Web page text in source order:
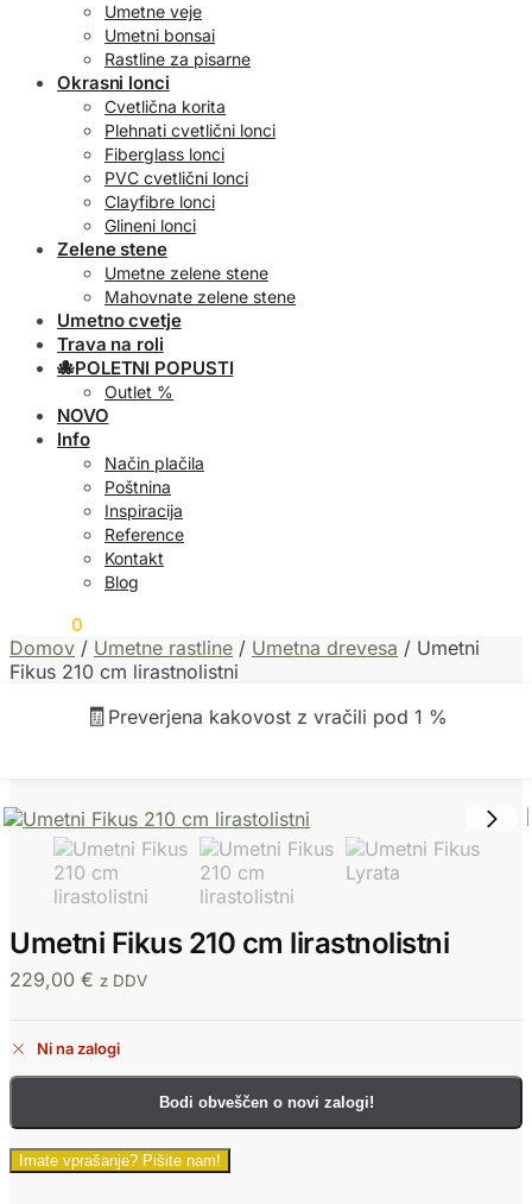
Umetne veje
Umetni bonsai
Rastline za pisarne
Okrasni lonci
Cvetlična korita
Plehnati cvetlični lonci
Fiberglass lonci
PVC cvetlični lonci
Clayfibre lonci
Glineni lonci
Zelene stene
Umetne zelene stene
Mahovnate zelene stene
Umetno cvetje
Trava na roli
🐙POLETNI POPUSTI
Outlet %
NOVO
Info
Način plačila
Poštnina
Inspiracija
Reference
Kontakt
Blog
0
Domov / Umetne rastline / Umetna drevesa / Umetni
Fikus 210 cm lirastnolistni
🧾 Preverjena kakovost z vračili pod 1 %
Umetni Fikus 210 cm lirastnolistni
229,00 € z DDV
Ni na zalogi
Bodi obveščen o novi zalogi!
Imate vprašanje? Pišite nam!